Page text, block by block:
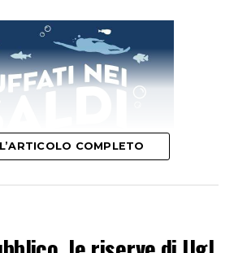
– spiega in una nota – la carenza
COMPLETO